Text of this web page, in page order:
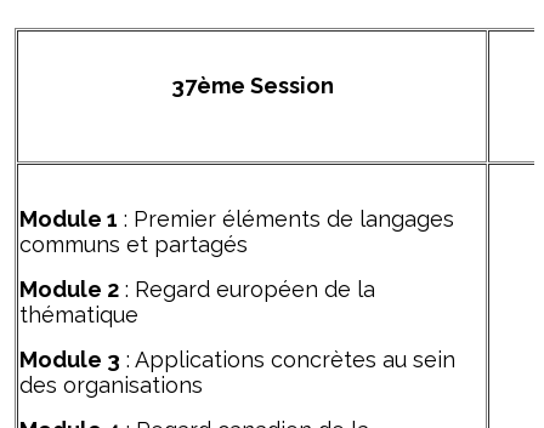
37ème Session
Module 1 : Premier éléments de langages
communs et partagés
Module 2 : Regard européen de la
thématique
Module 3 : Applications concrètes au sein
des organisations